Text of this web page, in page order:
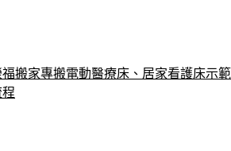
福搬家專搬電動醫療床、居家看護床示範